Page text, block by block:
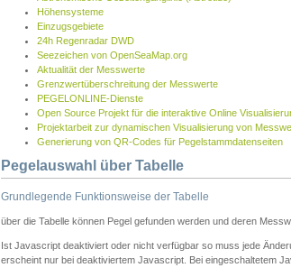
Höhensysteme
Einzugsgebiete
24h Regenradar DWD
Seezeichen von OpenSeaMap.org
Aktualität der Messwerte
Grenzwertüberschreitung der Messwerte
PEGELONLINE-Dienste
Open Source Projekt für die interaktive Online
Projektarbeit zur dynamischen Visualisierung von
Generierung von QR-Codes für Pegelstammdatenseiten
Pegelauswahl über Tabelle
Grundlegende Funktionsweise der Tabelle
über die Tabelle können Pegel gefunden werden und deren
Ist Javascript deaktiviert oder nicht verfügbar so muss jede
erscheint nur bei deaktiviertem Javascript. Bei eingeschaltetem